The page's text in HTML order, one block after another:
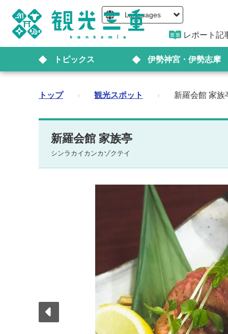
Languages
レポート記
トピックス 伊勢神宮・伊勢志摩
トップ › 観光スポット › 新羅会館 家族
新羅会館 家族亭
シンラカイカンカゾクテイ